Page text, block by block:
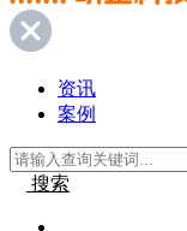
资讯
案例
搜索